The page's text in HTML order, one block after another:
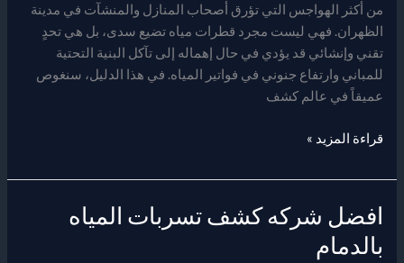
من أكثر الهواجس التي تؤرق أصحاب المنازل والمنشآت في مدينة
الظهران. فهي ليست مجرد قطرات مياه تضيع سدى، بل هي تحدٍ
تقني وإنشائي قد يؤدي في حال إهماله إلى تآكل البنية التحتية
للمباني وارتفاع جنوني في فواتير المياه. في هذا الدليل، سنغوص
عميقاً في عالم كشف
قراءة المزيد »
افضل شركه كشف تسربات المياه
بالدمام
افضل
شركه
كشف